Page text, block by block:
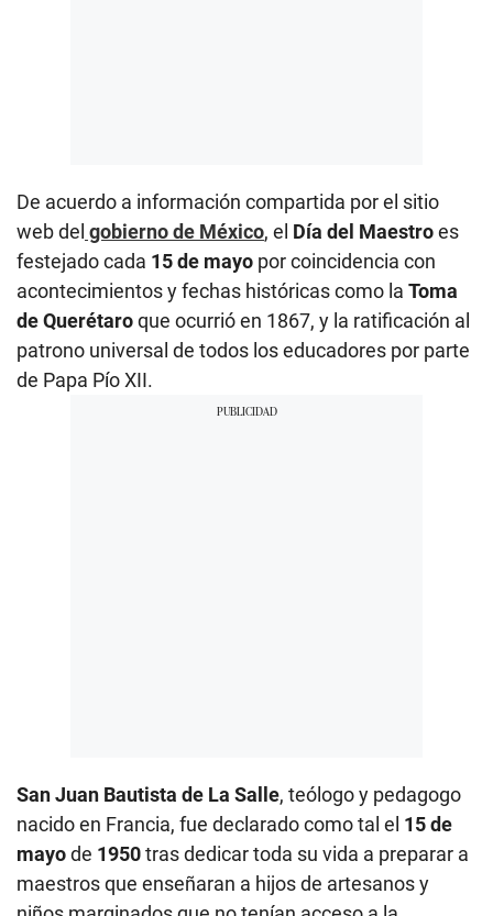
De acuerdo a información compartida por el sitio
web del gobierno de México, el Día del Maestroes
festejado cada 15 de mayo por coincidencia con
acontecimientos y fechas históricas como la Toma
de Querétaroque ocurrió en 1867, y la ratificación al
patrono universal de todos los educadores por parte
de Papa Pío XII.
San Juan Bautista de La Salle, teólogo y pedagogo
nacido en Francia, fue declarado como tal el 15 de
mayode 1950tras dedicar toda su vida a preparar a
maestros que enseñaran a hijos de artesanos y